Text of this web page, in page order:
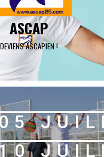
ASCAP
DEVIENS ASCAPIEN !